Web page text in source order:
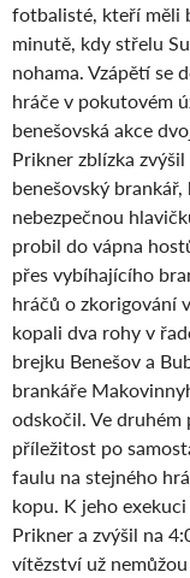
fotbalisté, kteří měli
minutě, kdy střelu
nohama. Vzápětí se
hráče v pokutovém
benešovská akce
Prikner zblízka
benešovský
nebezpečnou
probil do vápna
přes vybíhajícího
hráčů o zkorigování
kopali dva rohy v
brejku Benešov a
brankáře
odskočil. Ve
příležitost po
faulu na stejného
kopu. K jeho
Prikner a zvýšil na
vítězství už